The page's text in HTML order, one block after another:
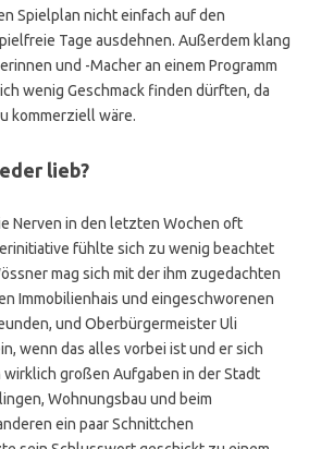
Spielplan nicht einfach auf den
Tage ausdehnen. Außerdem klang
und -Macher an einem Programm
wenig Geschmack finden dürften, da
kommerziell wäre.
lieb?
Nerven in den letzten Wochen oft
fühlte sich zu wenig beachtet
mag sich mit der ihm zugedachten
Immobilienhais und eingeschworenen
und Oberbürgermeister Uli
wenn das alles vorbei ist und er sich
großen Aufgaben in der Stadt
Wohnungsbau und beim
ein paar Schnittchen